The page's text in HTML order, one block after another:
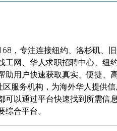
，专注连接纽约、洛杉矶、
网、华人求职招聘中心、纽
用户快速获取真实、便捷、
服务机构，为海外华人提供
以通过平台快速找到所需信
合平台。